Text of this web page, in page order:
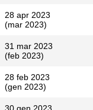
28 apr 2023
(mar 2023)
31 mar 2023
(feb 2023)
28 feb 2023
(gen 2023)